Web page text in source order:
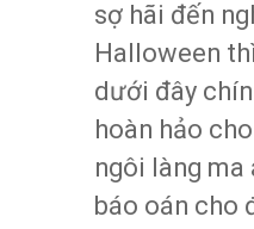
sợ hãi đến
Halloween
dưới đây
hoàn hảo
ngôi làng ma
báo oán cho